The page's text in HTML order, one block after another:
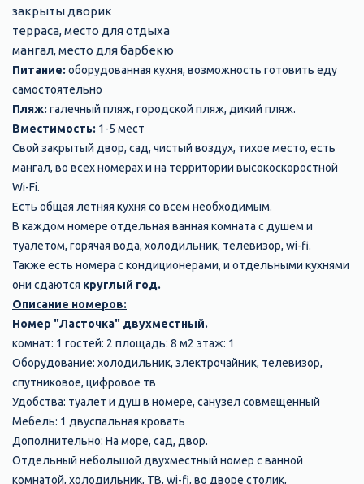
закрыты дворик
терраса, место для отдыха
мангал, место для барбекю
Питание: оборудованная кухня, возможность готовить еду
самостоятельно
Пляж: галечный пляж, городской пляж, дикий пляж.
Вместимость: 1-5 мест
Свой закрытый двор, сад, чистый воздух, тихое место, есть
мангал, во всех номерах и на территории высокоскоростной
Wi-Fi.
Есть общая летняя кухня со всем необходимым.
В каждом номере отдельная ванная комната с душем и
туалетом, горячая вода, холодильник, телевизор, wi-fi.
Также есть номера с кондиционерами, и отдельными кухнями
они сдаются круглый год.
Описание номеров:
Номер "Ласточка" двухместный.
комнат: 1 гостей: 2 площадь: 8 м2 этаж: 1
Оборудование: холодильник, электрочайник, телевизор,
спутниковое, цифровое тв
Удобства: туалет и душ в номере, санузел совмещенный
Мебель: 1 двуспальная кровать
Дополнительно: На море, сад, двор.
Отдельный небольшой двухместный номер с ванной
комнатой, холодильник, ТВ, wi-fi, во дворе столик,